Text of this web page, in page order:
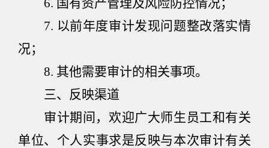
6. 国有资产管理及风险防控情况；
7. 以前年度审计发现问题整改落实情
况；
8. 其他需要审计的相关事项。
三、反映渠道
审计期间，欢迎广大师生员工和有关
单位、个人实事求是反映与本次审计有关